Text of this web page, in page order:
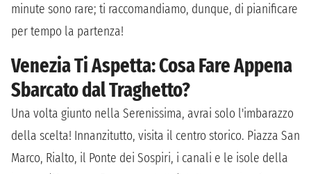
minute sono rare; ti raccomandiamo, dunque, di pianificare
per tempo la partenza!
Venezia Ti Aspetta: Cosa Fare Appena
Sbarcato dal Traghetto?
Una volta giunto nella Serenissima, avrai solo l'imbarazzo
della scelta! Innanzitutto, visita il centro storico. Piazza San
Marco, Rialto, il Ponte dei Sospiri, i canali e le isole della